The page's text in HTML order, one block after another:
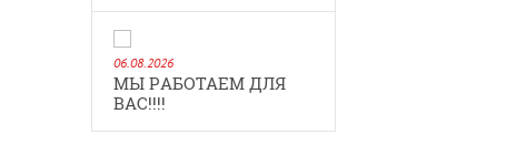
06.08.2026
МЫ РАБОТАЕМ ДЛЯ
ВАС!!!!